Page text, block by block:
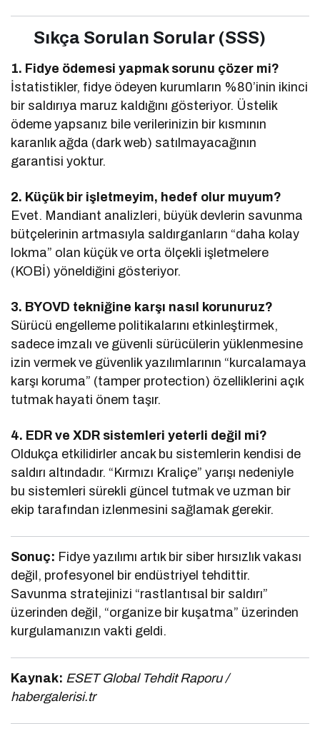
Sıkça Sorulan Sorular (SSS)
1. Fidye ödemesi yapmak sorunu çözer mi?
İstatistikler, fidye ödeyen kurumların %80’inin ikinci
bir saldırıya maruz kaldığını gösteriyor. Üstelik
ödeme yapsanız bile verilerinizin bir kısmının
karanlık ağda (dark web) satılmayacağının
garantisi yoktur.
2. Küçük bir işletmeyim, hedef olur muyum?
Evet. Mandiant analizleri, büyük devlerin savunma
bütçelerinin artmasıyla saldırganların “daha kolay
lokma” olan küçük ve orta ölçekli işletmelere
(KOBİ) yöneldiğini gösteriyor.
3. BYOVD tekniğine karşı nasıl korunuruz?
Sürücü engelleme politikalarını etkinleştirmek,
sadece imzalı ve güvenli sürücülerin yüklenmesine
izin vermek ve güvenlik yazılımlarının “kurcalamaya
karşı koruma” (tamper protection) özelliklerini açık
tutmak hayati önem taşır.
4. EDR ve XDR sistemleri yeterli değil mi?
Oldukça etkilidirler ancak bu sistemlerin kendisi de
saldırı altındadır. “Kırmızı Kraliçe” yarışı nedeniyle
bu sistemleri sürekli güncel tutmak ve uzman bir
ekip tarafından izlenmesini sağlamak gerekir.
Sonuç: Fidye yazılımı artık bir siber hırsızlık vakası
değil, profesyonel bir endüstriyel tehdittir.
Savunma stratejinizi “rastlantısal bir saldırı”
üzerinden değil, “organize bir kuşatma” üzerinden
kurgulamanızın vakti geldi.
Kaynak: ESET Global Tehdit Raporu /
habergalerisi.tr